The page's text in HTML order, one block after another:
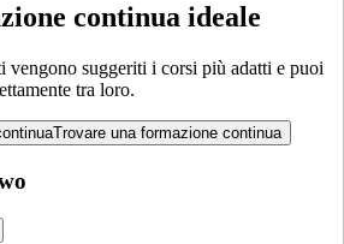
continua ideale
vengono suggeriti i corsi più adatti e puoi
tra loro.
Trovare una formazione continua